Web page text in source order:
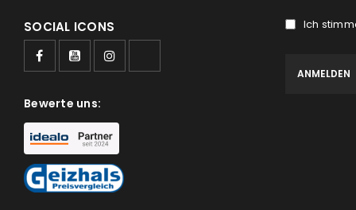
SOCIAL ICONS
Bewerte uns:
Ich